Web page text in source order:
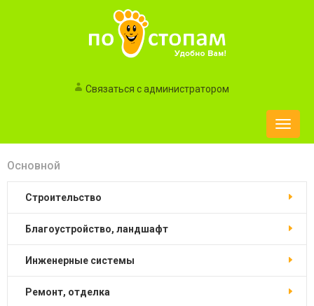
Связаться с администратором
Toggle
Основной
строительство
благоустройство, ландшафт
инженерные системы
ремонт, отделка